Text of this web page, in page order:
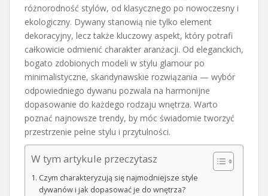
różnorodność stylów, od klasycznego po nowoczesny i
ekologiczny. Dywany stanowią nie tylko element
dekoracyjny, lecz także kluczowy aspekt, który potrafi
całkowicie odmienić charakter aranżacji. Od eleganckich,
bogato zdobionych modeli w stylu glamour po
minimalistyczne, skandynawskie rozwiązania — wybór
odpowiedniego dywanu pozwala na harmonijne
dopasowanie do każdego rodzaju wnętrza. Warto
poznać najnowsze trendy, by móc świadomie tworzyć
przestrzenie pełne stylu i przytulności.
W tym artykule przeczytasz
Czym charakteryzują się najmodniejsze style
dywanów i jak dopasować je do wnętrza?